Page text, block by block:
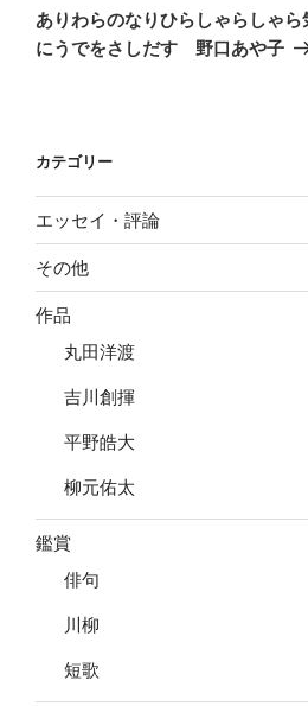
ー
シ
の
投
ありわらのなりひらしゃらしゃ
にうでをさしだす 野口あや子
カテゴリー
エッセイ・評論
その他
作品
丸田洋渡
吉川創揮
平野皓大
柳元佑太
鑑賞
俳句
川柳
短歌